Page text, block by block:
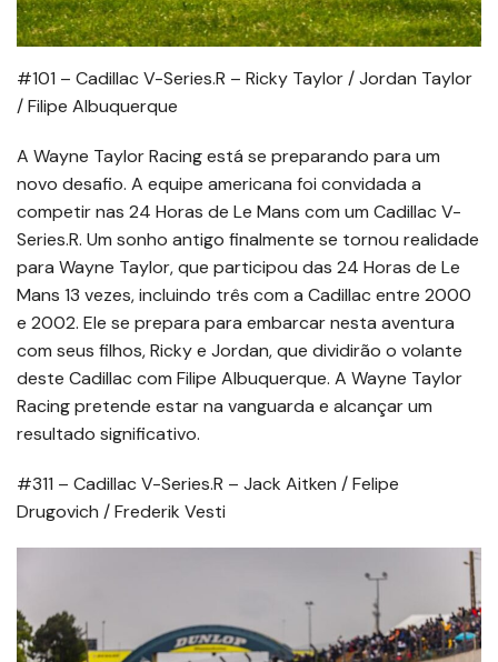
#101 – Cadillac V-Series.R – Ricky Taylor / Jordan Taylor
/ Filipe Albuquerque
A Wayne Taylor Racing está se preparando para um
novo desafio. A equipe americana foi convidada a
competir nas 24 Horas de Le Mans com um Cadillac V-
Series.R. Um sonho antigo finalmente se tornou realidade
para Wayne Taylor, que participou das 24 Horas de Le
Mans 13 vezes, incluindo três com a Cadillac entre 2000
e 2002. Ele se prepara para embarcar nesta aventura
com seus filhos, Ricky e Jordan, que dividirão o volante
deste Cadillac com Filipe Albuquerque. A Wayne Taylor
Racing pretende estar na vanguarda e alcançar um
resultado significativo.
#311 – Cadillac V-Series.R – Jack Aitken / Felipe
Drugovich / Frederik Vesti